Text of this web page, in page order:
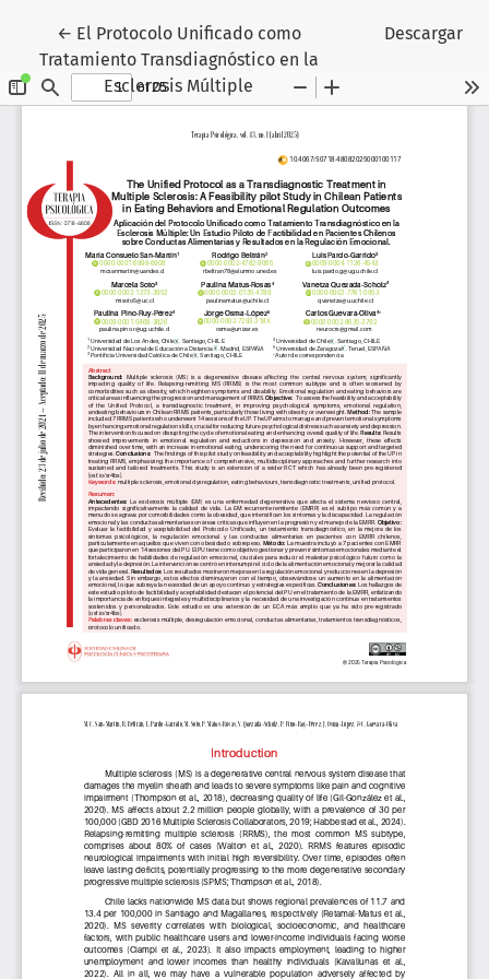
← Volver a los detalles del artículo
El Protocolo Unificado como
Tratamiento Transdiagnóstico en la
Esclerosis Múltiple
Descargar